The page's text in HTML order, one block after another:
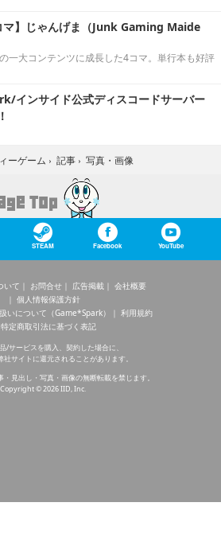
マ】じゃんげま（Junk Gaming Maide
一大コンテンツに成長した4コマ。単行本も好評
インサイド公式ディスコードサーバー
ーゲーム › 記事 › 写真・画像
STEAM Facebook YouTube
いて お問合せ 広告掲載
会社概要
個人情報保護方針
いについて（Game*Spark）
利用規約
特定商取引法に基づく表記
/サービスを購入、契約した場合に、
社サイトに還元されることがあります。
見出し・写真・画像の無断転載を禁じます。
Copyright © 2026 IID, Inc.